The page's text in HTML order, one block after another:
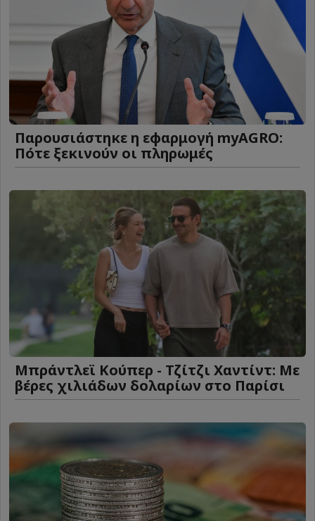
Παρουσιάστηκε η εφαρμογή myAGRO:
Πότε ξεκινούν οι πληρωμές
Μπράντλεϊ Κούπερ - Τζίτζι Χαντίντ: Με
βέρες χιλιάδων δολαρίων στο Παρίσι